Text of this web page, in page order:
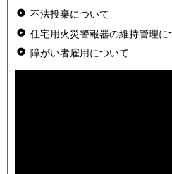
不法投棄について
住宅用火災警報器の維持管理に
障がい者雇用について